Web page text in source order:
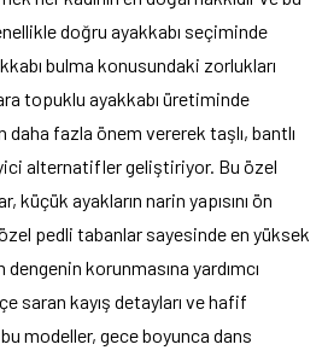
doğru ayakkabı seçiminde
bulma konusundaki zorlukları
topuklu ayakkabı üretiminde
fazla önem vererek taşlı, bantlı
alternatifler geliştiriyor. Bu özel
küçük ayakların narin yapısını ön
özel pedli tabanlar sayesinde en yüksek
korunmasına yardımcı
saran kayış detayları ve hafif
modeller, gece boyunca dans